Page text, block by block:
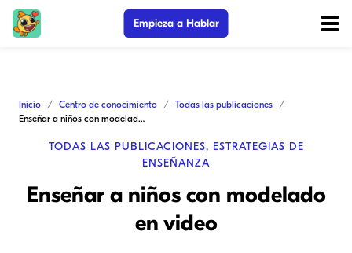
Empieza a Hablar
Inicio Centro de conocimiento
Todas las publicaciones
Enseñar a niños con modelado en video
TODAS LAS PUBLICACIONES, ESTRATEGIAS DE
ENSEÑANZA
Enseñar a niños con modelado
en video